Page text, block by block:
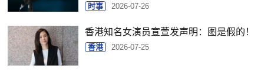
时事 2026-07-26
香港知名女演员宣萱发声明：图是假的！
香港 2026-07-25